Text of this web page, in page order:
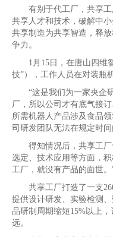
有别于代工厂，共享工
共享人才和技术，破解中
共享制造为共享智造，释
争力。
1月15日，在唐山四维智
技”），工作人员在对装瓶
“这是我们为一家央企研
厂，所以公司才有底气接
所需机器人产品涉及食品
司研发团队无法在规定时间
得知情况后，共享工厂
选定、技术应用等方面，
工厂，就没有产品的面世。
共享工厂打造了一支260
提供设计研发、实验检测
品研制周期缩短15%以上
远。